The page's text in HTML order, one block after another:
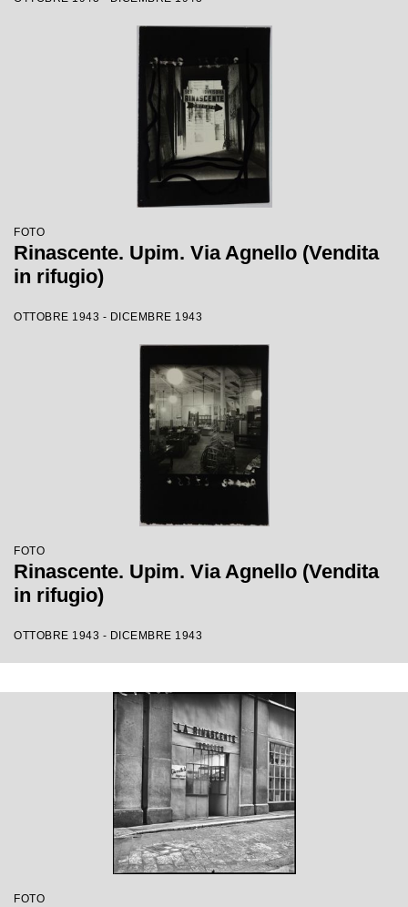
FOTO
Rinascente. Upim. Via Agnello (Vendita
in rifugio)
OTTOBRE 1943 - DICEMBRE 1943
FOTO
Rinascente. Upim. Via Agnello (Vendita
in rifugio)
OTTOBRE 1943 - DICEMBRE 1943
FOTO